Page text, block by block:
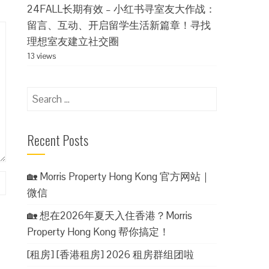
24FALL长期有效 – 小红书寻室友大作战：
留言、互动、开启留学生活新篇章！寻找
理想室友建立社交圈
13 views
Search
Recent Posts
🏡 Morris Property Hong Kong 官方网站｜
微信
🏡 想在2026年夏天入住香港？Morris
Property Hong Kong 帮你搞定！
[租房] [香港租房] 2026 租房群组团啦